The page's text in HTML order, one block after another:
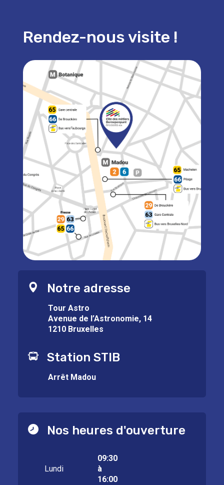
Rendez-nous visite !
Notre adresse
Tour Astro
Avenue de l’Astronomie, 14
1210 Bruxelles
Station STIB
Arrêt Madou
Nos heures d'ouverture
Lundi
09:30
à
16:00